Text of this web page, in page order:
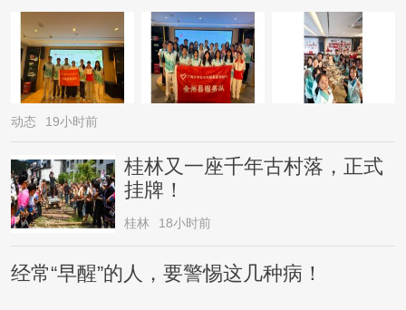
动态 19小时前
桂林又一座千年古村落，正式
挂牌！
桂林 18小时前
经常“早醒”的人，要警惕这几种病！